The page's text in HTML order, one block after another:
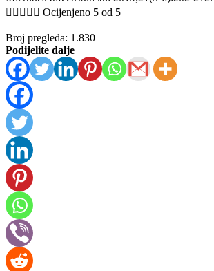
     Ocijenjeno 5 od 5
Broj pregleda: 1.830
Podijelite dalje